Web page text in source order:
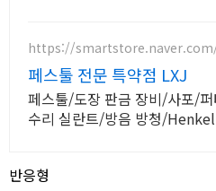
https://
페스툴 전문 특약점 LXJ
페스툴/도장 판금 장비/사포/
수리 실란트/방음 방청/
반응형